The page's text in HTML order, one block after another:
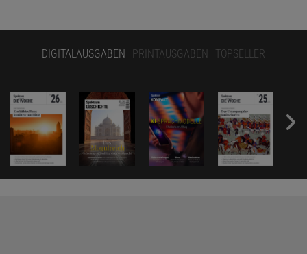
DIGITALAUSGABEN PRINTAUSGABEN TOPSELLER